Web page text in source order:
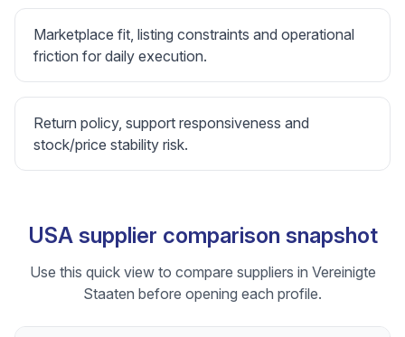
Marketplace fit, listing constraints and operational
friction for daily execution.
Return policy, support responsiveness and
stock/price stability risk.
USA supplier comparison snapshot
Use this quick view to compare suppliers in Vereinigte
Staaten before opening each profile.